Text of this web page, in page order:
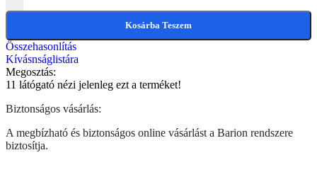
Kosárba Teszem
Összehasonlítás
Kívásnságlistára
Megosztás:
11 látógató nézi jelenleg ezt a terméket!
Biztonságos vásárlás:
A megbízható és biztonságos online vásárlást a Barion rendszere
biztosítja.